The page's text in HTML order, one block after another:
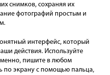
снимков, сохраняя их
фотографий простым и
интерфейс, который
действия. Используйте
пишите в любом
по экрану с помощью пальца,